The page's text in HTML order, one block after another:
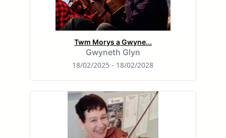
Twm Morys a Gwyne...
Gwyneth Glyn
18/02/2025 - 18/02/2028